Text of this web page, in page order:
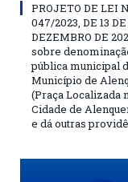
PROJETO DE LEI
047/2023, DE 13 DE
DEZEMBRO DE
sobre
pública municipal
Município de
(Praça Localizada
Cidade de
e dá outras